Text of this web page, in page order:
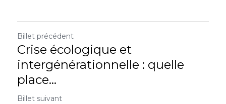
Billet précédent
Crise écologique et
intergénérationnelle : quelle
place...
Billet suivant